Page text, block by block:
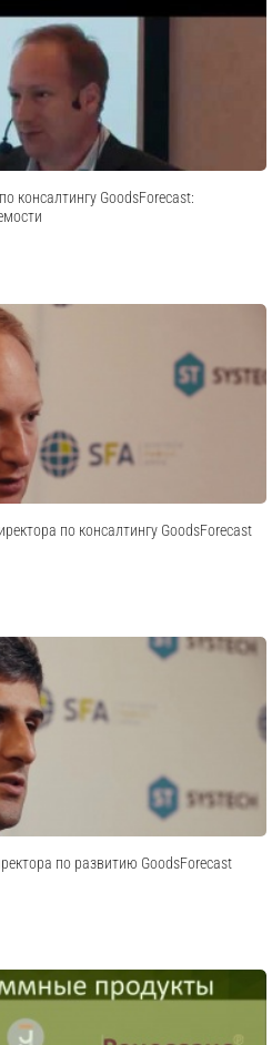
консалтингу GoodsForecast:
по консалтингу GoodsForecast
по развитию GoodsForecast